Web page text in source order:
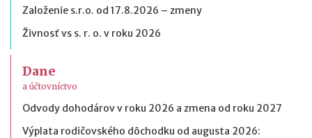
Založenie s.r.o. od 17.8.2026 – zmeny
Živnosť vs s. r. o. v roku 2026
Dane
a účtovníctvo
Odvody dohodárov v roku 2026 a zmena od roku 2027
Výplata rodičovského dôchodku od augusta 2026: